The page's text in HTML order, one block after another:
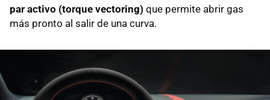
par activo (torque vectoring) que permite abrir gas
más pronto al salir de una curva.